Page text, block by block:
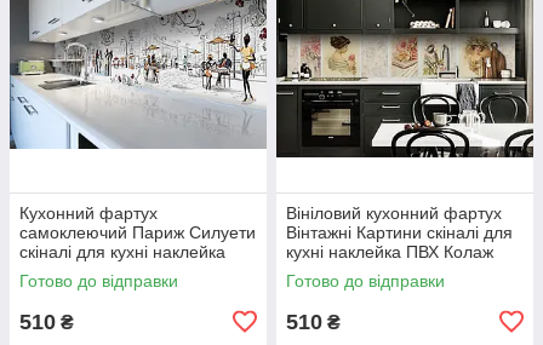
Кухонний фартух
самоклеючий Париж Силуети
скіналі для кухні наклейка
ПВХ люди мальований
вулиця 600х2000 мм
Готово до відправки
510 ₴
Вініловий кухонний фартух
Вінтажні Картини скіналі для
кухні наклейка ПВХ Колаж
Люди Бежевий 600х2000 мм
Готово до відправки
510 ₴